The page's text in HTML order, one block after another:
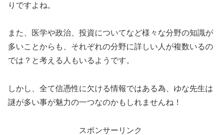
りですよね。
また、医学や政治、投資についてなど様々な分野の知識が
多いことからも、それぞれの分野に詳しい人が複数いるの
では？と考える人もいるようです。
しかし、全て信憑性に欠ける情報ではある為、ゆな先生は
謎が多い事が魅力の一つなのかもしれませんね！
スポンサーリンク